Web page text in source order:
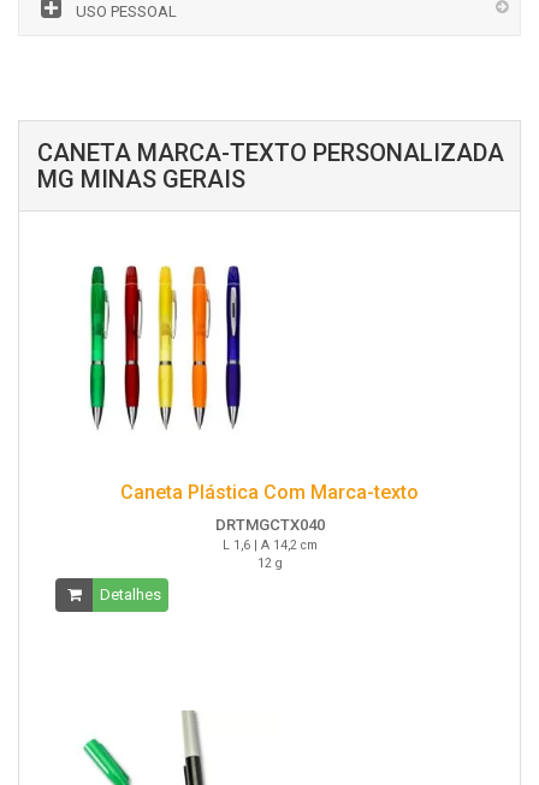
USO PESSOAL
CANETA MARCA-TEXTO PERSONALIZADA
MG MINAS GERAIS
Caneta Plástica Com Marca-texto
DRTMGCTX040
L 1,6 | A 14,2 cm
12 g
Detalhes